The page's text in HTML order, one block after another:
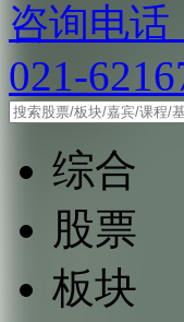
咨询电话
021-
综合
股票
板块